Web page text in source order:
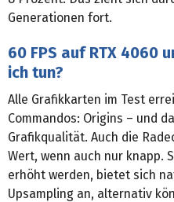
Generationen fort.
60 FPS auf RTX 4060
ich tun?
Alle Grafikkarten im Test
Commandos: Origins – und
Grafikqualität. Auch die
Wert, wenn auch nur knapp.
erhöht werden, bietet sich
Upsampling an, alternativ